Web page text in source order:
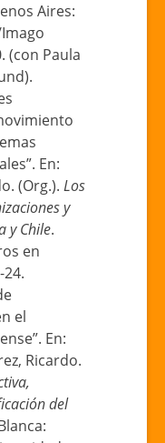
Aires:
(con Paula
En:
(Org.). Los
y
y Chile.
en
el
En:
Ricardo.
del